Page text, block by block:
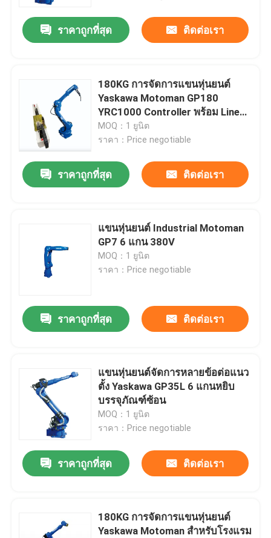
ราคาถูกที่สุด ติดต่อเรา
180KG การจัดการแขนหุ่นยนต์
Yaskawa Motoman GP180
YRC1000 Controller พร้อม Linear
Tracker
MOQ：1 ยูนิต
ราคา：Price negotiable
ราคาถูกที่สุด ติดต่อเรา
แขนหุ่นยนต์ Industrial Motoman
GP7 6 แกน 380V
MOQ：1 ยูนิต
ราคา：Price negotiable
ราคาถูกที่สุด ติดต่อเรา
แขนหุ่นยนต์จัดการหลายข้อต่อแนว
ตั้ง Yaskawa GP35L 6 แกนหยิบ
บรรจุภัณฑ์ซ้อน
MOQ：1 ยูนิต
ราคา：Price negotiable
ราคาถูกที่สุด ติดต่อเรา
180KG การจัดการแขนหุ่นยนต์
Yaskawa Motoman สำหรับโรงแรม